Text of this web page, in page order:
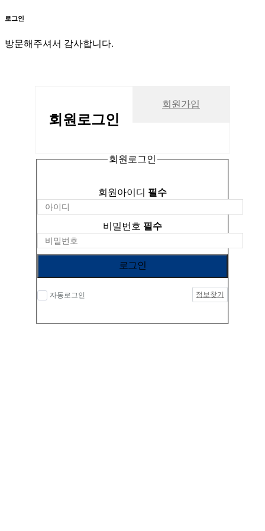
로그인
방문해주셔서 감사합니다.
회원 로그인
회원가입
회원로그인
회원아이디 필수
비밀번호 필수
로그인
자동로그인 정보찾기